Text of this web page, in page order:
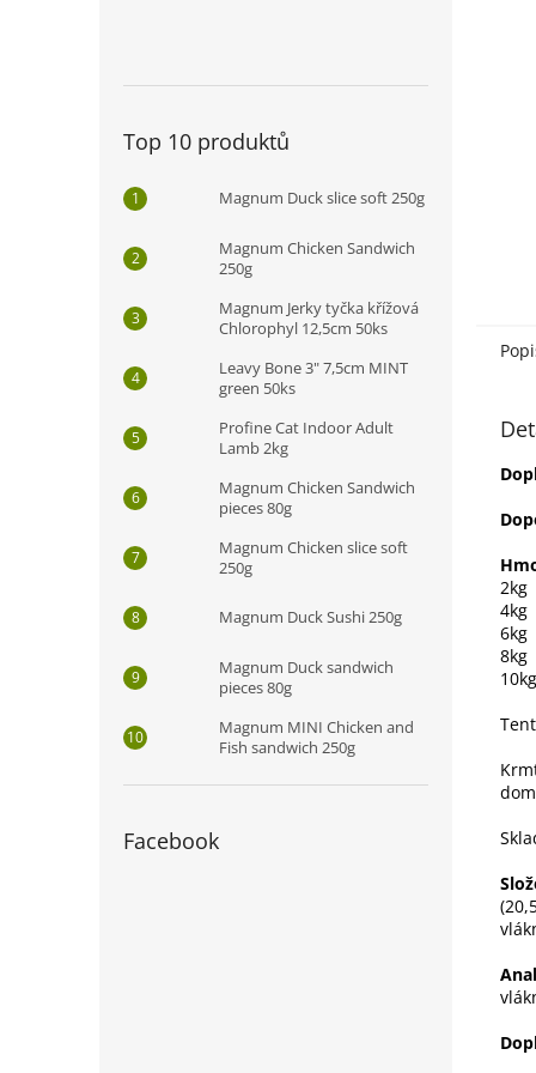
Top 10 produktů
Magnum Duck slice soft 250g
Magnum Chicken Sandwich
250g
Magnum Jerky tyčka křížová
Chlorophyl 12,5cm 50ks
Leavy Bone 3" 7,5cm MINT
green 50ks
Profine Cat Indoor Adult
Lamb 2kg
Magnum Chicken Sandwich
pieces 80g
Magnum Chicken slice soft
250g
Magnum Duck Sushi 250g
Magnum Duck sandwich
pieces 80g
Magnum MINI Chicken and
Fish sandwich 250g
Facebook
2kg
4kg
6kg
8kg
10kg